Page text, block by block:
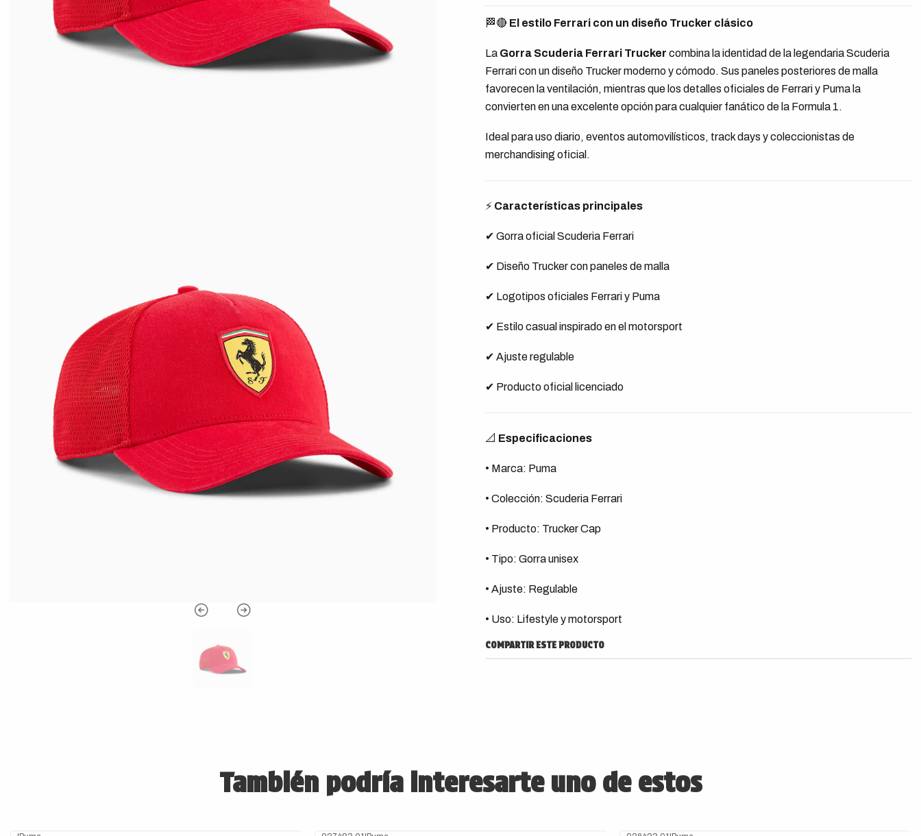
🏁🔴 El estilo Ferrari con un diseño Trucker clásico
La Gorra Scuderia Ferrari Trucker combina la identidad de la legendaria Scuderia
Ferrari con un diseño Trucker moderno y cómodo. Sus paneles posteriores de malla
favorecen la ventilación, mientras que los detalles oficiales de Ferrari y Puma la
convierten en una excelente opción para cualquier fanático de la Formula 1.
Ideal para uso diario, eventos automovilísticos, track days y coleccionistas de
merchandising oficial.
⚡ Características principales
✔ Gorra oficial Scuderia Ferrari
✔ Diseño Trucker con paneles de malla
✔ Logotipos oficiales Ferrari y Puma
✔ Estilo casual inspirado en el motorsport
✔ Ajuste regulable
✔ Producto oficial licenciado
📐 Especificaciones
• Marca: Puma
• Colección: Scuderia Ferrari
• Producto: Trucker Cap
• Tipo: Gorra unisex
• Ajuste: Regulable
• Uso: Lifestyle y motorsport
COMPARTIR ESTE PRODUCTO
También podría interesarte uno de estos